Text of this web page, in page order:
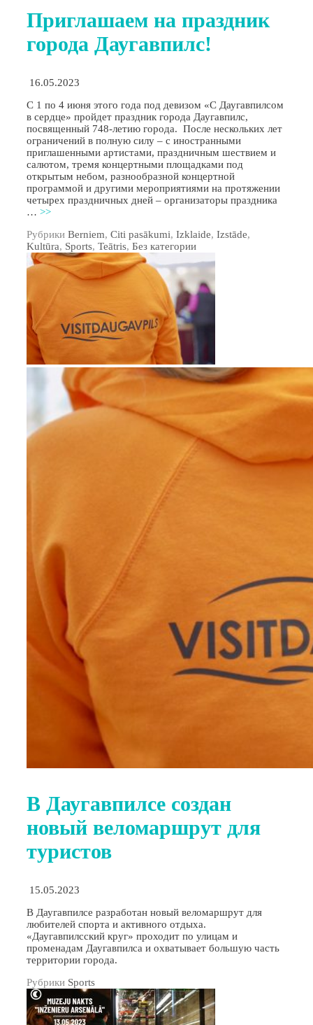
Приглашаем на праздник
города Даугавпилс!
16.05.2023
С 1 по 4 июня этого года под девизом «С Даугавпилсом
в сердце» пройдет праздник города Даугавпилс,
посвященный 748-летию города. После нескольких лет
ограничений в полную силу – с иностранными
приглашенными артистами, праздничным шествием и
салютом, тремя концертными площадками под
открытым небом, разнообразной концертной
программой и другими мероприятиями на протяжении
четырех праздничных дней – организаторы праздника
… >>
Рубрики Berniem, Citi pasākumi, Izklaide, Izstāde,
Kultūra, Sports, Teātris, Без категории
В Даугавпилсе создан
новый веломаршрут для
туристов
15.05.2023
В Даугавпилсе разработан новый веломаршрут для
любителей спорта и активного отдыха.
«Даугавпилсский круг» проходит по улицам и
променадам Даугавпилса и охватывает большую часть
территории города.
Рубрики Sports